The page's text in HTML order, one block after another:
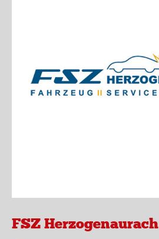
FSZ Herzogenaurach